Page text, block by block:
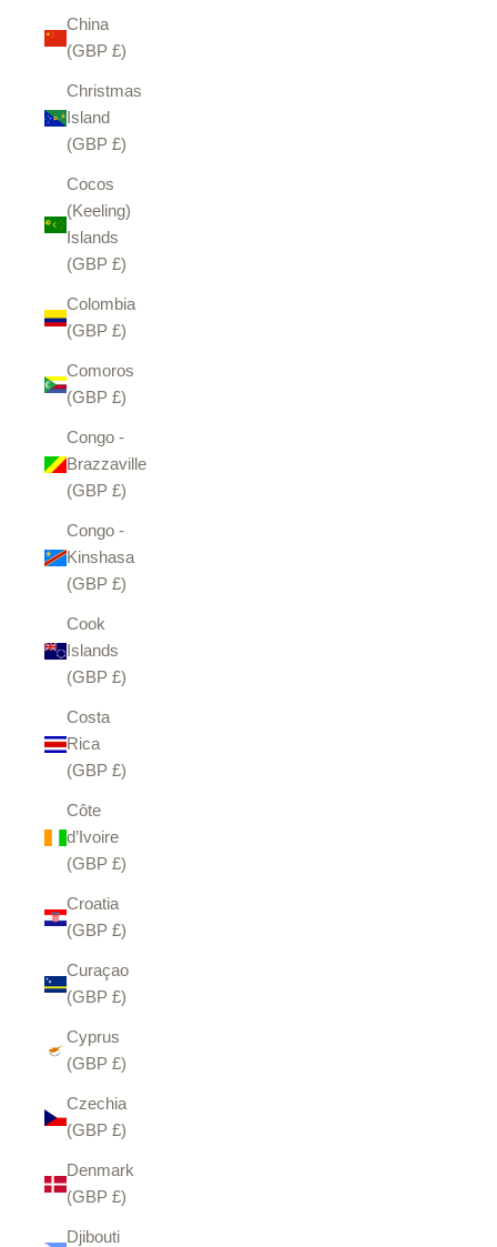
China
(GBP £)
Christmas
Island
(GBP £)
Cocos
(Keeling)
Islands
(GBP £)
Colombia
(GBP £)
Comoros
(GBP £)
Congo -
Brazzaville
(GBP £)
Congo -
Kinshasa
(GBP £)
Cook
Islands
(GBP £)
Costa
Rica
(GBP £)
Côte
d’Ivoire
(GBP £)
Croatia
(GBP £)
Curaçao
(GBP £)
Cyprus
(GBP £)
Czechia
(GBP £)
Denmark
(GBP £)
Djibouti